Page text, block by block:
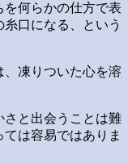
何らかの仕方で表
口になる、という
凍りついた心を溶
さと出会うことは難
は容易ではありま